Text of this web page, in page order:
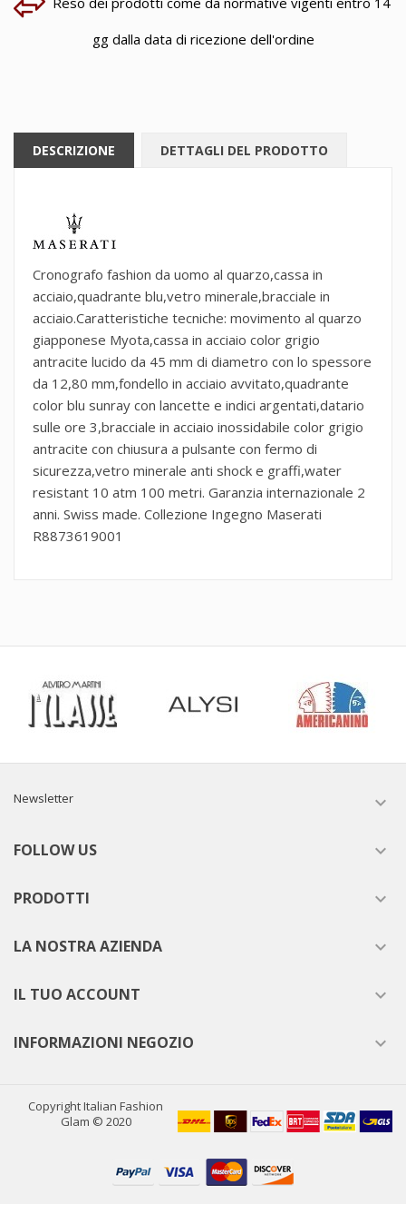
gg dalla data di ricezione dell'ordine
DESCRIZIONE DETTAGLI DEL PRODOTTO
Cronografo fashion da uomo al quarzo,cassa in
acciaio,quadrante blu,vetro minerale,bracciale in
acciaio.Caratteristiche tecniche: movimento al quarzo
giapponese Myota,cassa in acciaio color grigio
antracite lucido da 45 mm di diametro con lo spessore
da 12,80 mm,fondello in acciaio avvitato,quadrante
color blu sunray con lancette e indici argentati,datario
sulle ore 3,bracciale in acciaio inossidabile color grigio
antracite con chiusura a pulsante con fermo di
sicurezza,vetro minerale anti shock e graffi,water
resistant 10 atm 100 metri. Garanzia internazionale 2
anni. Swiss made. Collezione Ingegno Maserati
R8873619001
Newsletter 
FOLLOW US 
PRODOTTI 
LA NOSTRA AZIENDA 
IL TUO ACCOUNT 
INFORMAZIONI NEGOZIO 
Copyright Italian Fashion
Glam © 2020